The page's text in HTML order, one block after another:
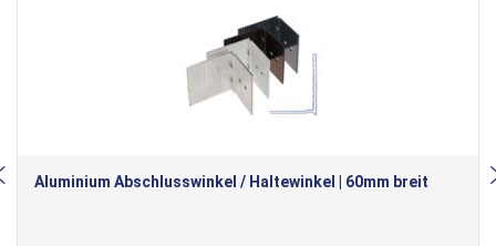
Aluminium Abschlusswinkel / Haltewinkel | 60mm breit